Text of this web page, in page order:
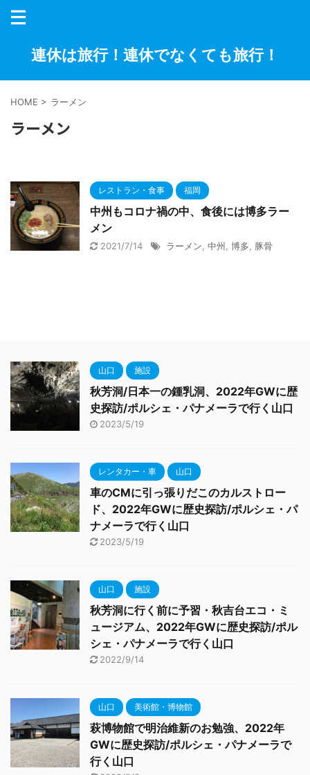
連休は旅行！連休でなくても旅行！
HOME > ラーメン
ラーメン
レストラン・食事 福岡
中州もコロナ禍の中、食後には博多ラー
メン
2021/7/14 ラーメン 中州 博多 豚骨
山口 施設
秋芳洞/日本一の鍾乳洞、2022年GWに歴
史探訪/ポルシェ・パナメーラで行く山口
2023/5/19
レンタカー・車 山口
車のCMに引っ張りだこのカルストロー
ド、2022年GWに歴史探訪/ポルシェ・パ
ナメーラで行く山口
2023/5/19
山口 施設
秋芳洞に行く前に予習・秋吉台エコ・ミ
ュージアム、2022年GWに歴史探訪/ポル
シェ・パナメーラで行く山口
2022/9/14
山口 美術館・博物館
萩博物館で明治維新のお勉強、2022年
GWに歴史探訪/ポルシェ・パナメーラで
行く山口